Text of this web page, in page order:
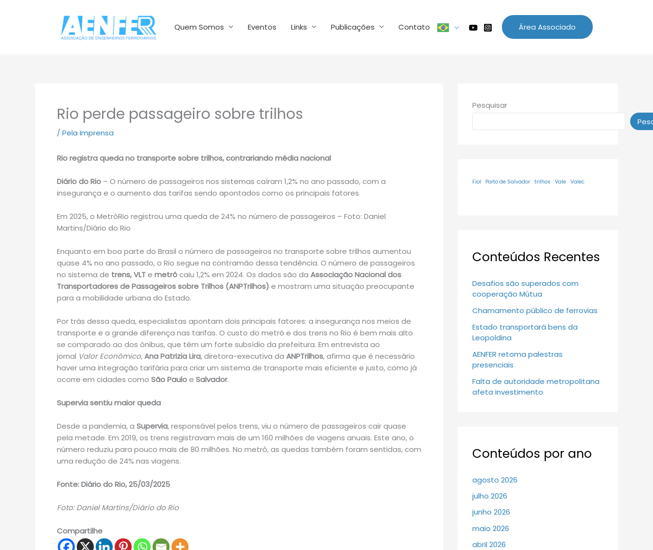
Quem Somos Eventos Links Publicações Contato Área Associado
Rio perde passageiro sobre trilhos
/ Pela Imprensa
Rio registra queda no transporte sobre trilhos, contrariando média nacional
Diário do Rio – O número de passageiros nos sistemas caíram 1,2% no ano passado, com a
insegurança e o aumento das tarifas sendo apontados como os principais fatores
Em 2025, o MetrôRio registrou uma queda de 24% no número de passageiros – Foto: Daniel
Martins/Diário do Rio
Enquanto em boa parte do Brasil o número de passageiros no transporte sobre trilhos aumentou
quase 4% no ano passado, o Rio segue na contramão dessa tendência. O número de passageiros
no sistema de trens, VLTe metrôcaiu 1,2% em 2024. Os dados são da Associação Nacional dos
Transportadores de Passageiros sobre Trilhos (ANPTrilhos) e mostram uma situação preocupante
para a mobilidade urbana do Estado.
Por trás dessa queda, especialistas apontam dois principais fatores: a insegurança nos meios de
transporte e a grande diferença nas tarifas. O custo do metrô e dos trens no Rio é bem mais alto
se comparado ao dos ônibus, que têm um forte subsídio da prefeitura. Em entrevista ao
jornal Valor Econômico,Ana Patrizia Lira, diretora-executiva da ANPTrilhos, afirma que é necessário
haver uma integração tarifária para criar um sistema de transporte mais eficiente e justo, como já
ocorre em cidades como São Pauloe Salvador.
Supervia sentiu maior queda
Desde a pandemia, a Supervia, responsável pelos trens, viu o número de passageiros cair quase
pela metade. Em 2019, os trens registravam mais de um 160 milhões de viagens anuais. Este ano, o
número reduziu para pouco mais de 80 milhões. No metrô, as quedas também foram sentidas, com
uma redução de 24% nas viagens.
Fonte: Diário do Rio, 25/03/2025
Foto: Daniel Martins/Diário do Rio
Compartilhe
Pesquisar
Fiol Porto de Salvador trilhos Vale Valec
Conteúdos Recentes
Desafios são superados com
cooperação Mútua
Chamamento público de ferrovias
Estado transportará bens da
Leopoldina
AENFER retoma palestras
presenciais
Falta de autoridade metropolitana
afeta investimento
Conteúdos por ano
agosto 2026
julho 2026
junho 2026
maio 2026
abril 2026